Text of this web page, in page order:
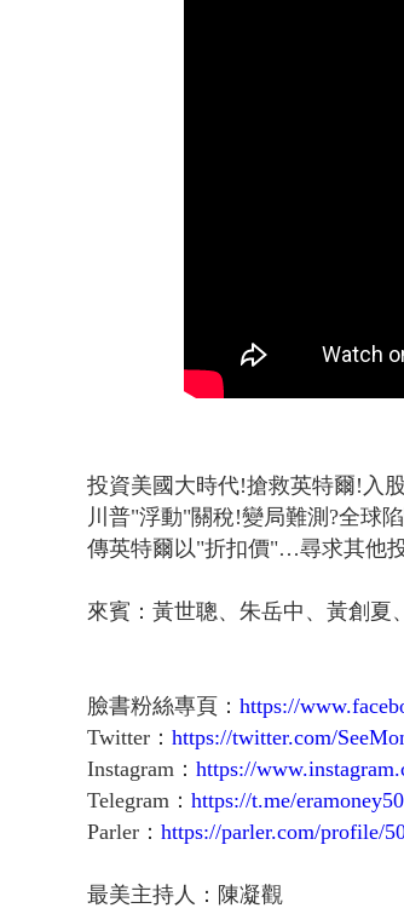
投資美國大時代!搶救英特爾!入
川普"浮動"關稅!變局難測?全球
傳英特爾以"折扣價"…尋求其他
來賓：黃世聰、朱岳中、黃創夏
臉書粉絲專頁： https://
Twitter： https://twitter.com/
Instagram： https://
Telegram： https://t.me/eramoney50
Parler： https://parler.com/profile/
最美主持人：陳凝觀